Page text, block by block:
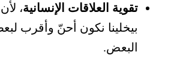
تقوية العلاقات الإنسانية،
بيخلينا نكون أحنّ وأقرب
البعض.